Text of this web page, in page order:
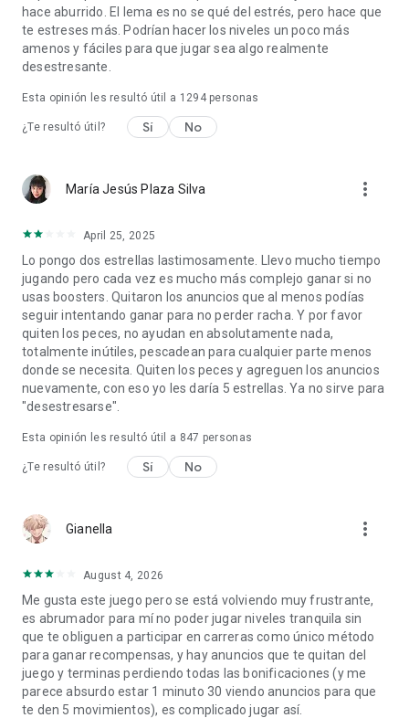
hace aburrido. El lema es no se qué del estrés, pero hace que
te estreses más. Podrían hacer los niveles un poco más
amenos y fáciles para que jugar sea algo realmente
desestresante.
Esta opinión les resultó útil a 1294personas
¿Te resultó útil? Sí No
María Jesús Plaza Silva more_vert
April 25, 2025
Lo pongo dos estrellas lastimosamente. Llevo mucho tiempo
jugando pero cada vez es mucho más complejo ganar si no
usas boosters. Quitaron los anuncios que al menos podías
seguir intentando ganar para no perder racha. Y por favor
quiten los peces, no ayudan en absolutamente nada,
totalmente inútiles, pescadean para cualquier parte menos
donde se necesita. Quiten los peces y agreguen los anuncios
nuevamente, con eso yo les daría 5 estrellas. Ya no sirve para
"desestresarse".
Esta opinión les resultó útil a 847 personas
¿Te resultó útil? Sí No
Gianella more_vert
August 4, 2026
Me gusta este juego pero se está volviendo muy frustrante,
es abrumador para mí no poder jugar niveles tranquila sin
que te obliguen a participar en carreras como único método
para ganar recompensas, y hay anuncios que te quitan del
juego y terminas perdiendo todas las bonificaciones (y me
parece absurdo estar 1 minuto 30 viendo anuncios para que
te den 5 movimientos), es complicado jugar así.